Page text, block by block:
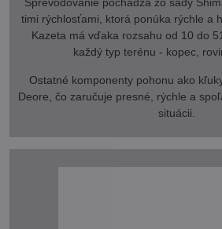
timi rýchlosťami, ktorá ponúka rýchle a
Kazeta má vďaka rozsahu od 10 do
každý typ terénu - kopec,
Ostatné komponenty pohonu ako
Deore, čo zaručuje presné, rýchle a
situácii.